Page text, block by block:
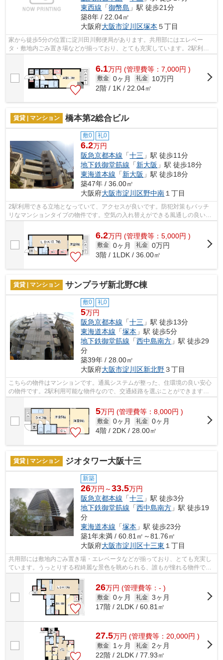
東西線 「御幣島 」駅 徒歩21分
築8年 / 22.04㎡
大阪府大阪市淀川区塚本 ５丁目
家から徒歩5分の位置に淀川田川郵便局があります。共用部にはエレベー
タ・敷地内ごみ置き場などが揃っており、とても充実しています。2駅利用
6.1万円 (管理費等：7,000円 )
敷金 0ヶ月 礼金
10万円
2階 / 1K / 22.04㎡
賃貸 | マンション 橋本第2総合ビル
敷0 礼0
6.2万円
阪急京都本線 「十三 」駅 徒歩11分
地下鉄御堂筋線 「新大阪 」駅 徒歩18分
東海道本線 「新大阪 」駅 徒歩18分
築47年 / 36.00㎡
大阪府大阪市淀川区野中南 １丁目
2駅利用できる立地となっていて、アクセスが良いです。防犯対策もバッチ
リなマンションタイプの物件です。空気の入れ替えができる風通しの良い物
6.2万円 (管理費等：5,000円 )
敷金 0ヶ月 礼金 0万円
3階 / 1LDK / 36.00㎡
賃貸 | マンション サンプラザ新北野C棟
敷0 礼0
5万円
阪急京都本線 「十三 」駅 徒歩13分
東海道本線 「塚本 」駅 徒歩5分
地下鉄御堂筋線 「西中島南方 」駅 徒歩29
分
築39年 / 28.00㎡
大阪府大阪市淀川区新北野３丁目
こちらの物件はマンションです。通風システムが整った、住環境の良い安心
の物件です。2駅利用可能な物件なので、交通経路を選ぶことができます。
できるだけ早めに不動産情報を集めたい...
5万円 (管理費等：8,000円 )
敷金 0ヶ月 礼金 0ヶ月
4階 / 2DK / 28.00㎡
賃貸 | マンション ジオタワー大阪十三
新築
26万円～33.5万円
阪急京都本線 「十三 」駅 徒歩3分
地下鉄御堂筋線 「西中島南方 」駅 徒歩19
分
東海道本線 「塚本 」駅 徒歩23分
築1年未満 / 60.81㎡～81.76㎡
大阪府大阪市淀川区十三東 １丁目
共用部には敷地内ごみ置き場・エレベータなどが揃っており、とても充実し
ています。うっとりする程綺麗な景色を眺められる、誰もが憧れる物件で
す。物件の近くに駅が2つあるため、用途...
26万円 (管理費等：- )
敷金 0ヶ月 礼金 3ヶ月
17階 / 2LDK / 60.81㎡
27.5万円 (管理費等：20,000円 )
敷金 1ヶ月 礼金
2ヶ月
22階 / 2LDK / 77.93㎡